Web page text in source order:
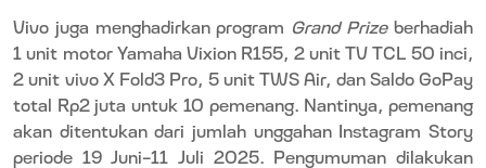
Vivo juga menghadirkan program Grand Prizeberhadiah
1 unit motor Yamaha Vixion R155, 2 unit TV TCL 50 inci,
2 unit vivo X Fold3 Pro, 5 unit TWS Air, dan Saldo GoPay
total Rp2 juta untuk 10 pemenang. Nantinya, pemenang
akan ditentukan dari jumlah unggahan Instagram Story
periode 19 Juni–11 Juli 2025. Pengumuman dilakukan